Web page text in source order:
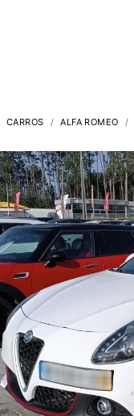
CARROS ALFA ROMEO